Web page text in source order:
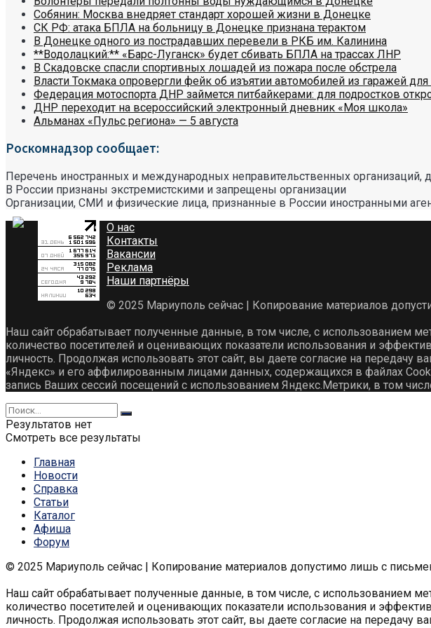
Собянин: Москва внедряет стандарт хорошей жизни в Донецке
СК РФ: атака БПЛА на больницу в Донецке признана терактом
В Донецке одного из пострадавших перевели в РКБ им. Калинина
**Водолацкий:** «Барс-Луганск» будет сбивать БПЛА на трассах ЛНР
В Скадовске спасли спортивных лошадей из пожара после обстрела
Власти Токмака опровергли фейк об изъятии автомобилей из гаражей
Федерация мотоспорта ДНР займется питбайкерами: для подростков
ДНР переходит на всероссийский электронный дневник «Моя школа»
Альманах «Пульс региона» — 5 августа
Роскомнадзор сообщает:
Перечень иностранных и международных неправительственных организаций,
В России признаны экстремистскими и запрещены организации
Организации, СМИ и физические лица, признанные в России иностранными
О нас
Контакты
Вакансии
Реклама
Наши партнёры
© 2025 Мариуполь сейчас | Копирование материалов
Наш сайт обрабатывает полученные данные, в том числе, с использованием
количество посетителей и оценивающих показатели использования и
личность. Продолжая использовать этот сайт, вы даете согласие на
«Яндекс» и его аффилированным лицами данных, содержащихся в файлах
запись Ваших сессий посещений с использованием Яндекс.Метрики, в том
Результатов нет
Смотреть все результаты
Главная
Новости
Справка
Статьи
Каталог
Афиша
Форум
© 2025 Мариуполь сейчас | Копирование материалов допустимо лишь с
Наш сайт обрабатывает полученные данные, в том числе, с использованием
количество посетителей и оценивающих показатели использования и
личность. Продолжая использовать этот сайт, вы даете согласие на